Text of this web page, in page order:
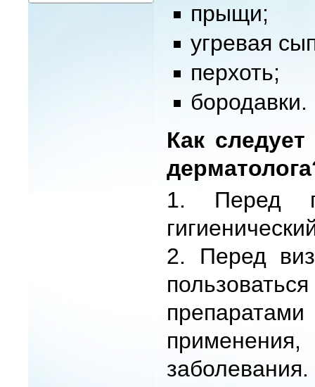
прыщи;
угревая
перхоть;
бородавки.
Как
1. Перед
2. Перед
заболевания.